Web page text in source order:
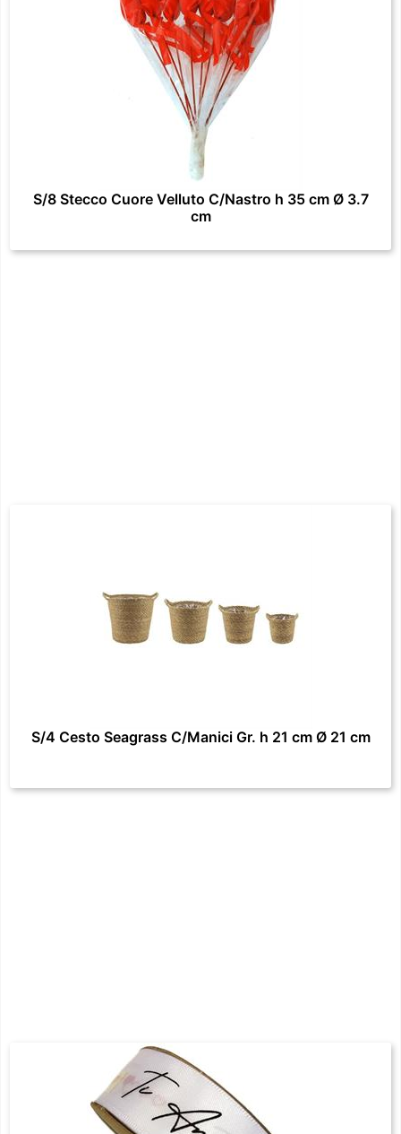
S/8 Stecco Cuore Velluto C/Nastro h 35 cm Ø 3.7
cm
S/4 Cesto Seagrass C/Manici Gr. h 21 cm Ø 21 cm